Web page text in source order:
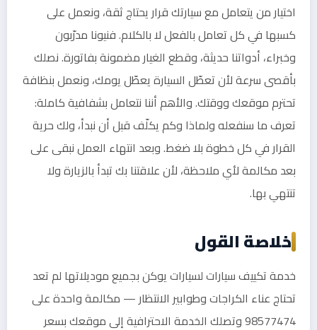
اختيار من يتعامل مع سيارتك قرار يحتاج ثقة، ونعمل على
كسبها في كل تعامل بالفعل لا بالكلام. فنيونا مدرّبون
وخبراء، أدواتنا حديثة، وقطع الغيار مضمونة بفاتورة. نصلك
بأقصى سرعة لأن تعطّل السيارة يعطّل يومك، ونعمل بنظافة
تحترم موقعك ووقتك. والأهم أننا نتعامل بشفافية كاملة:
تعرف ما سنفعله ولماذا وكم يكلّف قبل أن نبدأ، ولك حرية
القرار في كل خطوة بلا ضغط. وبعد انتهاء العمل نبقى على
بعد مكالمة لأي ملاحظة، لأن علاقتنا بك تبدأ بالزيارة ولا
تنتهي بها.
خلاصة القول
خدمة تكييف سيارات لسيارات يوكن بجميع موديلاتها لم تعد
تحتاج عناء الكراجات وطوابير الانتظار — مكالمة واحدة على
98577474 وتصلك الخدمة الاحترافية إلى موقعك بسعر